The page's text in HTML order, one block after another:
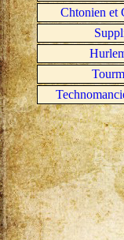
Chtonien et